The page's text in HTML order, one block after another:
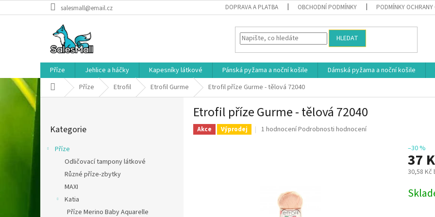
na
salesmall@email.cz DOPRAVA A PLATBA OBCHODNÍ PODMÍNKY PODMÍNKY OCHRANY
HLEDAT
Příze Jehlice a háčky Kapesníky látkové Pánská pyžama a noční košile Dámská pyžama a noční košile
Domů Příze Etrofil Etrofil Gurme Etrofil příze Gurme - tělová 72040
kategorie
Kategorie
Příze
Odličovací tampony látkové
Různé příze-zbytky
MAXI
Katia
Příze Merino Baby Aquarelle
Etrofil příze Gurme - tělová 72040
Akce Výprodej
Průměrné
hvězdiček.
1 hodnoceníPodrobnosti hodnocení
–30 %
37
30,58 Kč
cena: